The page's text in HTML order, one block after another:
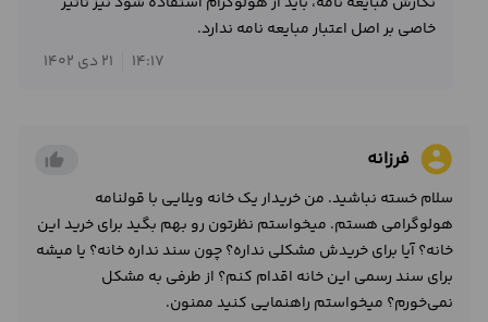
خاصی بر اصل اعتبار مبایعه نامه ندارد.
14:17
21 دی 1402
account_circle فرزانه thumb_up_alt
سلام خسته نباشید. من خریدار یک خانه ویلایی با قولنامه
هولوگرامی هستم. میخواستم نظرتون رو بهم بگید برای خرید این
خانه؟ آیا برای خریدش مشکلی نداره؟ چون سند نداره خانه؟ یا میشه
برای سند رسمی این خانه اقدام کنم؟ از طرفی به مشکل
نمی‌خورم؟ میخواستم راهنمایی کنید ممنون.